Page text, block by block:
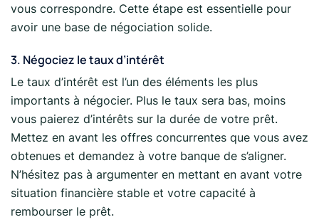
vous correspondre. Cette étape est essentielle pour
avoir une base de négociation solide.
3. Négociez le taux d’intérêt
Le taux d’intérêt est l’un des éléments les plus
importants à négocier. Plus le taux sera bas, moins
vous paierez d’intérêts sur la durée de votre prêt.
Mettez en avant les offres concurrentes que vous avez
obtenues et demandez à votre banque de s’aligner.
N’hésitez pas à argumenter en mettant en avant votre
situation financière stable et votre capacité à
rembourser le prêt.